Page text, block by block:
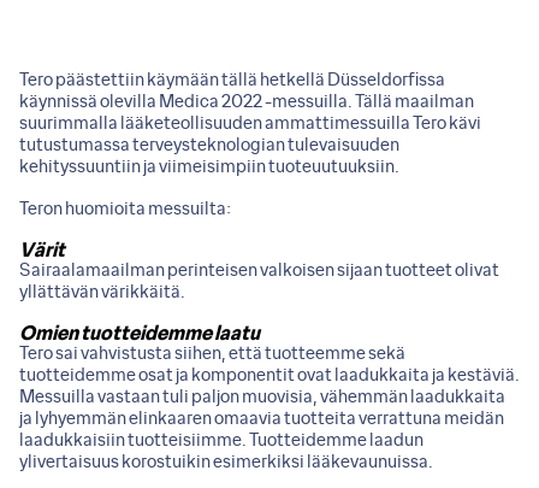
Tero päästettiin käymään tällä hetkellä Düsseldorfissa
käynnissä olevilla Medica 2022 -messuilla. Tällä maailman
suurimmalla lääketeollisuuden ammattimessuilla Tero kävi
tutustumassa terveysteknologian tulevaisuuden
kehityssuuntiin ja viimeisimpiin tuoteuutuuksiin.
Teron huomioita messuilta:
Värit
Sairaalamaailman perinteisen valkoisen sijaan tuotteet olivat
yllättävän värikkäitä.
Omien tuotteidemme laatu
Tero sai vahvistusta siihen, että tuotteemme sekä
tuotteidemme osat ja komponentit ovat laadukkaita ja kestäviä.
Messuilla vastaan tuli paljon muovisia, vähemmän laadukkaita
ja lyhyemmän elinkaaren omaavia tuotteita verrattuna meidän
laadukkaisiin tuotteisiimme. Tuotteidemme laadun
ylivertaisuus korostuikin esimerkiksi lääkevaunuissa.